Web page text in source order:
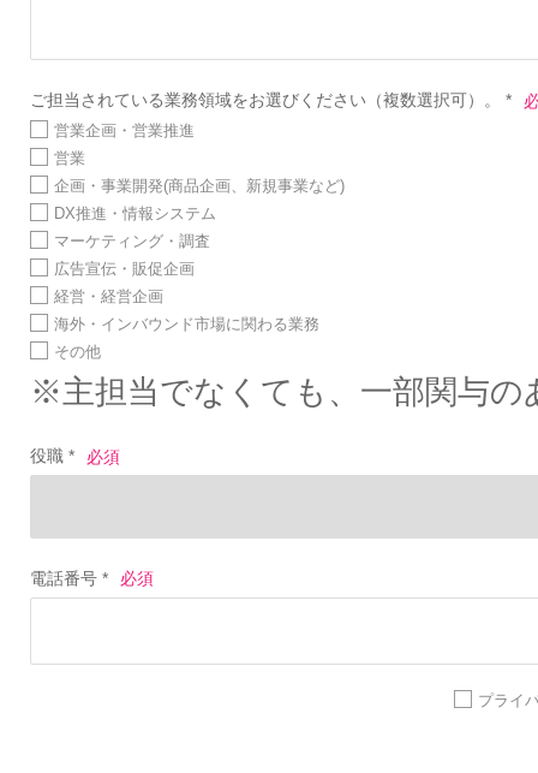
ご担当されている業務領域をお選びください（複数選択可）。 *
営業企画・営業推進
営業
企画・事業開発(商品企画、新規事業など)
DX推進・情報システム
マーケティング・調査
広告宣伝・販促企画
経営・経営企画
海外・インバウンド市場に関わる業務
その他
※主担当でなくても、一部関与
役職 *
電話番号 *
プライ